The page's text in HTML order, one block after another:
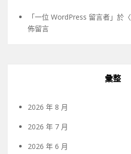
「一位 WordPress 留言者 」於〈
佈留言
彙整
2026 年 8 月
2026 年 7 月
2026 年 6 月